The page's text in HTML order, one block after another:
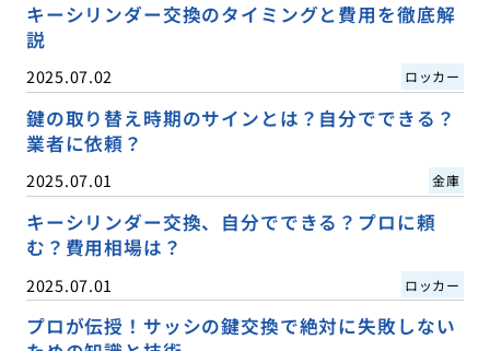
キーシリンダー交換のタイミングと費用を徹底解
説
2025.07.02 ロッカー
鍵の取り替え時期のサインとは？自分でできる？
業者に依頼？
2025.07.01 金庫
キーシリンダー交換、自分でできる？プロに頼
む？費用相場は？
2025.07.01 ロッカー
プロが伝授！サッシの鍵交換で絶対に失敗しない